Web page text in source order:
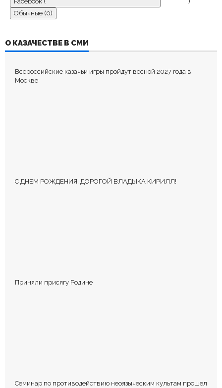
Обычные (0)
Пока нет комментариев.
Оставьте первый комментарий.
О КАЗАЧЕСТВЕ В СМИ
Всероссийские казачьи игры пройдут весной 2027 года в
Москве
С ДНЕМ РОЖДЕНИЯ, ДОРОГОЙ ВЛАДЫКА КИРИЛЛ!
Приняли присягу Родине
Семинар по противодействию неоязыческим культам прошел